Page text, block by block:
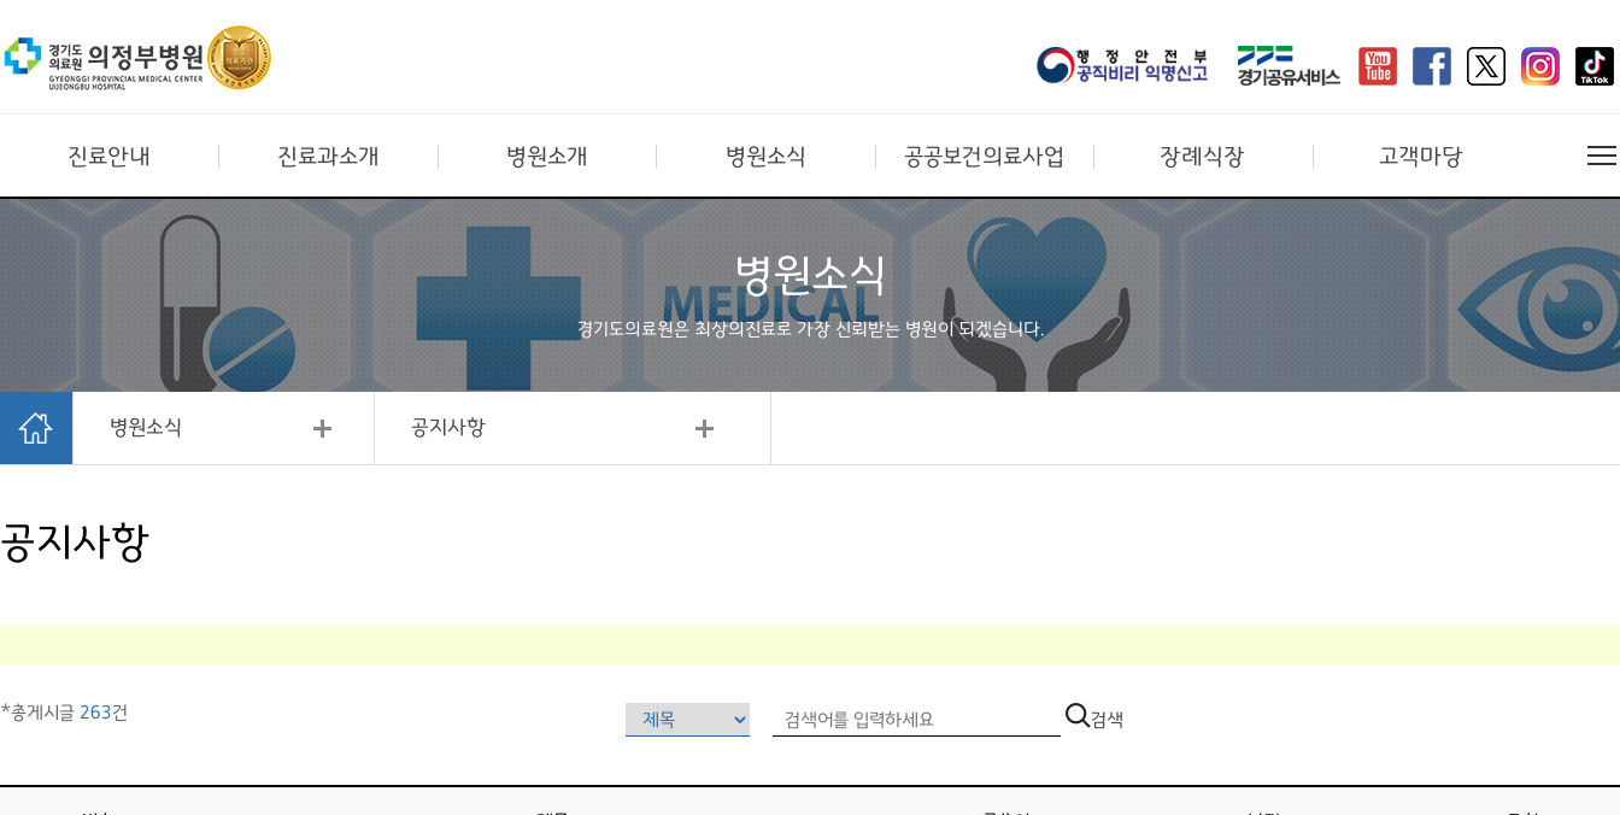
진료안내 진료과소개 병원소개 병원소식 공공보건의료사업 장례식장 고객마당
병원소식
경기도의료원은 최상의진료로 가장 신뢰받는 병원이 되겠습니다.
병원소식 공지사항
공지사항
*총게시글 263건 검색